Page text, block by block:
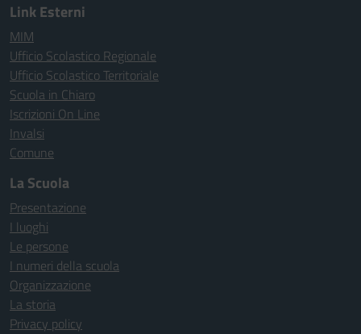
Link Esterni
MIM
Ufficio Scolastico Regionale
Ufficio Scolastico Territoriale
Scuola in Chiaro
Iscrizioni On Line
Invalsi
Comune
La Scuola
Presentazione
I luoghi
Le persone
I numeri della scuola
Organizzazione
La storia
Privacy policy